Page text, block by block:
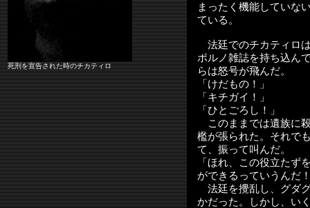
死刑を宣告された時のチカティロ
まったく機能していな
ている。
法廷でのチカティロ
ポルノ雑誌を持ち込ん
らは怒号が飛んだ。
「けだもの！」
「キチガイ！」
「ひとごろし！」
このままでは遺族に
檻が張られた。それで
て、振って叫んだ。
「ほれ、この役立た
ができるっていうんだ
法廷を攪乱し、グダ
かだった。しかし、い